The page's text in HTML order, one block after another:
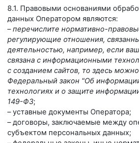
8.1. Правовыми основаниями
данных Оператором являются:
–перечислите нормативно-
регулирующие отношения,
деятельностью, например, если
связана с информационными
с созданием сайтов, то здесь можно
Федеральный закон "Об
технологиях и о защите
149-ФЗ;
– уставные документы Оператора;
– договоры, заключаемые между
субъектом персональных данных;